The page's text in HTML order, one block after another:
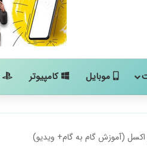
موبایل کامپیوتر
(آموزش گام به گام+ ویدیو)